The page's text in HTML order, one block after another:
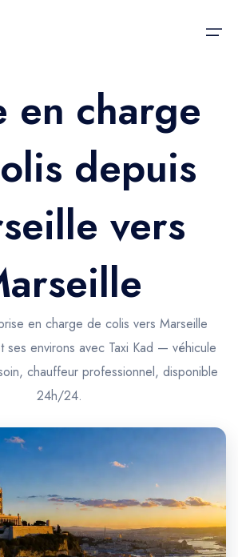
en charge
depuis
vers
en charge de colis vers Marseille
ses environs avec Taxi Kad — véhicule
chauffeur professionnel, disponible
24h/24.